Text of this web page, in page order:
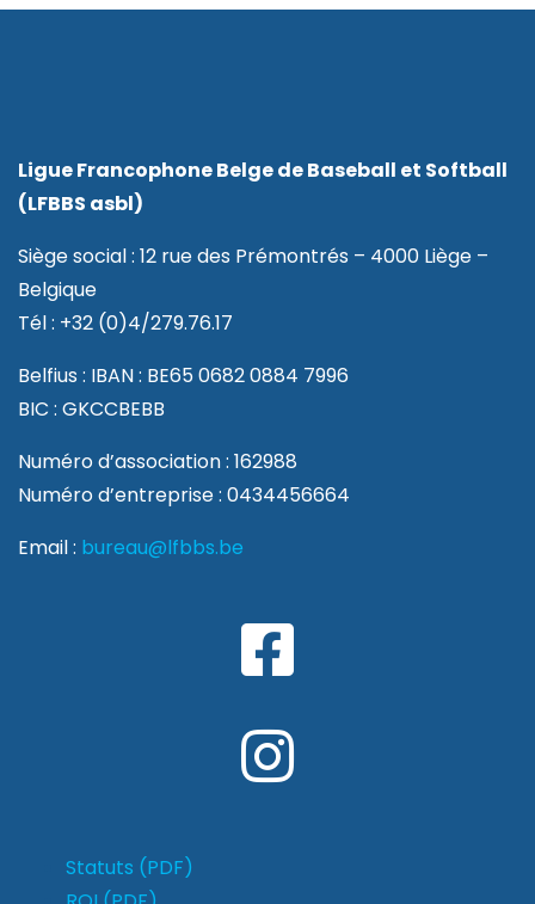
Ligue Francophone Belge de Baseball et Softball
(LFBBS asbl)
Siège social : 12 rue des Prémontrés – 4000 Liège –
Belgique
Tél : +32 (0)4/279.76.17
Belfius : IBAN : BE65 0682 0884 7996
BIC : GKCCBEBB
Numéro d’association : 162988
Numéro d’entreprise : 0434456664
Email : bureau@lfbbs.be
Statuts (PDF)